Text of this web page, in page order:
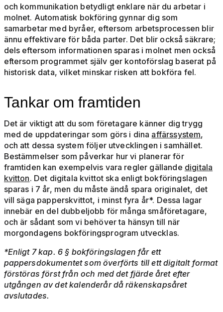
och kommunikation betydligt enklare när du arbetar i
molnet. Automatisk bokföring gynnar dig som
samarbetar med byråer, eftersom arbetsprocessen blir
ännu effektivare för båda parter. Det blir också säkrare;
dels eftersom informationen sparas i molnet men också
eftersom programmet själv ger kontoförslag baserat på
historisk data, vilket minskar risken att bokföra fel.
Tankar om framtiden
Det är viktigt att du som företagare känner dig trygg
med de uppdateringar som görs i dina affärssystem,
och att dessa system följer utvecklingen i samhället.
Bestämmelser som påverkar hur vi planerar för
framtiden kan exempelvis vara regler gällande digitala
kvitton. Det digitala kvittot ska enligt bokföringslagen
sparas i 7 år, men du måste ändå spara originalet, det
vill säga papperskvittot, i minst fyra år*. Dessa lagar
innebär en del dubbeljobb för många småföretagare,
och är sådant som vi behöver ta hänsyn till när
morgondagens bokföringsprogram utvecklas.
*Enligt 7 kap. 6 § bokföringslagen får ett
pappersdokumentet som överförts till ett digitalt format
förstöras först från och med det fjärde året efter
utgången av det kalenderår då räkenskapsåret
avslutades.